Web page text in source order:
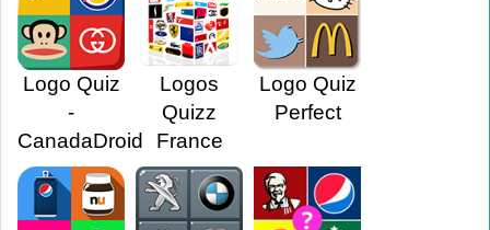
Logo Quiz
-
CanadaDroid
Logos
Quizz
France
Logo Quiz
Perfect